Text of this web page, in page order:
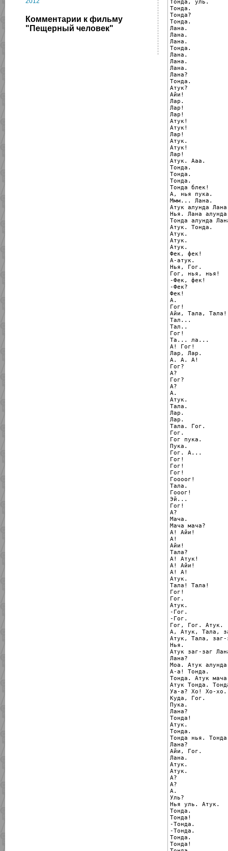
Комментарии к фильму
"Пещерный человек"
Тонда, уль.
Тонда.
Тонда?
Тонда.
Лана.
Лана.
Лана.
Тонда.
Лана.
Лана.
Лана.
Лана?
Тонда.
Атук?
Айи!
Лар.
Лар!
Лар!
Атук!
Атук!
Лар!
Атук.
Атук!
Лар!
Атук. Ааа.
Тонда.
Тонда.
Тонда.
Тонда блек!
А, нья пука.
Ммм... Лана.
Атук алунда
Нья. Лана
Тонда алунда
Атук. Тонда.
Атук.
Атук.
Атук.
Фек, фек!
А-атук.
Нья, Гог.
Гог, нья, нья!
-Фек, фек!
-Фек?
Фек!
А.
Гог!
Айи, Тала, Тала!
Тал...
Тал..
Гог!
Та... ла...
А! Гог!
Лар, Лар.
А. А. А!
Гог?
А?
Гог?
А?
А.
Атук.
Тала.
Лар.
Лар.
Тала. Гог.
Гог.
Гог пука.
Пука.
Гог. А...
Гог!
Гог!
Гог!
Гоооог!
Тала.
Гооог!
Эй...
Гог!
А?
Мача.
Мача мача?
А! Айи!
А!
Айи!
Тала?
А! Атук!
А! Айи!
А! А!
Атук.
Тала! Тала!
Гог!
Гог.
Атук.
-Гог.
-Гог.
Гог, Гог. Атук.
А, Атук, Тала,
Атук, Тала, заг-
Нья.
Атук заг-заг
Лана?
Моа. Атук
А-а! Тонда.
Тонда. Атук
Атук Тонда.
Уа-а? Хо! Хо-хо.
Куда, Гог.
Пука.
Лана?
Тонда!
Атук.
Тонда.
Тонда нья.
Лана?
Айи, Гог.
Лана.
Атук.
Атук.
А?
А?
А.
Уль?
Нья уль. Атук.
Тонда.
Тонда!
-Тонда.
-Тонда.
Тонда.
Тонда!